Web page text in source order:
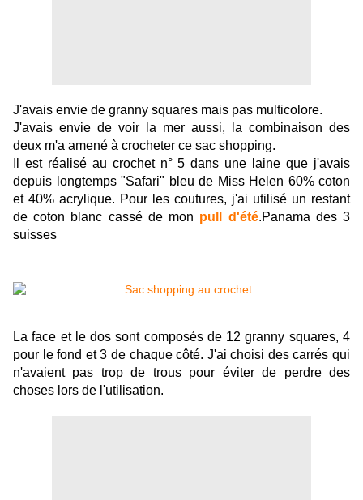
J'avais envie de granny squares mais pas multicolore.
J'avais envie de voir la mer aussi, la combinaison des
deux m'a amené à crocheter ce sac shopping.
Il est réalisé au crochet n° 5 dans une laine que j'avais
depuis longtemps "Safari" bleu de Miss Helen 60% coton
et 40% acrylique. Pour les coutures, j'ai utilisé un restant
de coton blanc cassé de mon pull d'été.Panama des 3
suisses
La face et le dos sont composés de 12 granny squares, 4
pour le fond et 3 de chaque côté. J'ai choisi des carrés qui
n'avaient pas trop de trous pour éviter de perdre des
choses lors de l'utilisation.